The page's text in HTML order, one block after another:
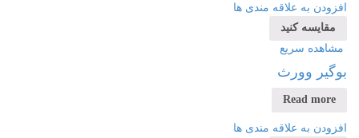
به علاقه مندی ها
کنید
سریع
وورث
Read
به علاقه مندی ها